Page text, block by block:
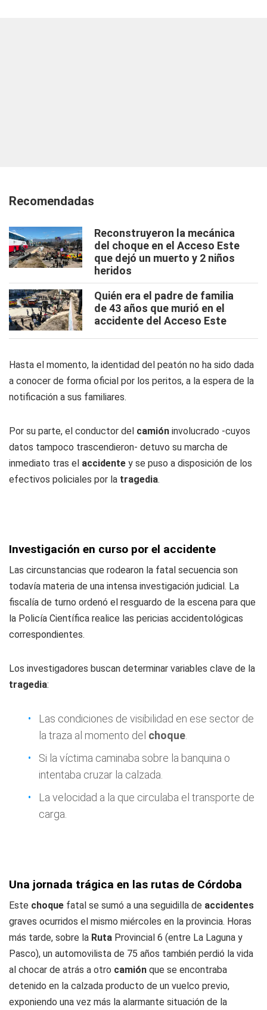
Recomendadas
Reconstruyeron la mecánica
del choque en el Acceso Este
que dejó un muerto y 2 niños
heridos
Quién era el padre de familia
de 43 años que murió en el
accidente del Acceso Este
Hasta el momento, la identidad del peatón no ha sido dada
a conocer de forma oficial por los peritos, a la espera de la
notificación a sus familiares.
Por su parte, el conductor del camión involucrado -cuyos
datos tampoco trascendieron- detuvo su marcha de
inmediato tras el accidente y se puso a disposición de los
efectivos policiales por la tragedia.
Investigación en curso por el accidente
Las circunstancias que rodearon la fatal secuencia son
todavía materia de una intensa investigación judicial. La
fiscalía de turno ordenó el resguardo de la escena para que
la Policía Científica realice las pericias accidentológicas
correspondientes.
Los investigadores buscan determinar variables clave de la
tragedia:
Las condiciones de visibilidad en ese sector de
la traza al momento del choque
Si la víctima caminaba sobre la banquina o
intentaba cruzar la calzada.
La velocidad a la que circulaba el transporte de
carga.
Una jornada trágica en las rutas de Córdoba
Este choque fatal se sumó a una seguidilla de accidentes
graves ocurridos el mismo miércoles en la provincia. Horas
más tarde, sobre la Ruta Provincial 6 (entre La Laguna y
Pasco), un automovilista de 75 años también perdió la vida
al chocar de atrás a otro camión que se encontraba
detenido en la calzada producto de un vuelco previo,
exponiendo una vez más la alarmante situación de la